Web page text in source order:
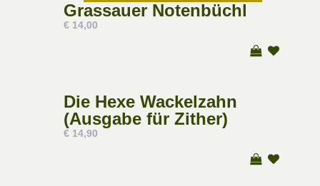
Grassauer Notenbüchl
€ 14,00
Die Hexe Wackelzahn
(Ausgabe für Zither)
€ 14,90